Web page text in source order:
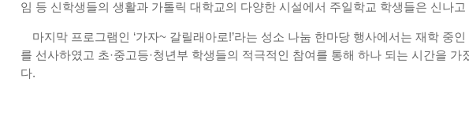
임 등 신학생들의 생활과 가톨릭 대학교의 다양한 시설에서 주일학교 학생들은 신나
마지막 프로그램인 ‘가자~ 갈릴래아로!’라는 성소 나눔 한마당 행사에서는 재학 중
를 선사하였고 초·중고등·청년부 학생들의 적극적인 참여를 통해 하나 되는 시간을 가
다.